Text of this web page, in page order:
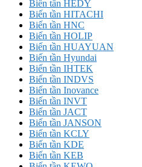
Biến tần HEDY
Biến tần HITACHI
Biến tần HNC
Biến tần HOLIP
Biến tần HUAYUAN
Biến tần Hyundai
Biến tần IHTEK
Biến tần INDVS
Biến tần Inovance
Biến tần INVT
Biến tần JACT
Biến tần JANSON
Biến tần KCLY
Biến tần KDE
Biến tần KEB